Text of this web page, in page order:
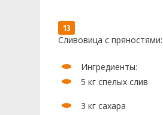
Сливовица с пряностями:
Ингредиенты:
5 кг спелых слив
3 кг сахара